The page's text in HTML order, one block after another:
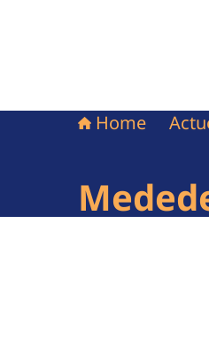
Home